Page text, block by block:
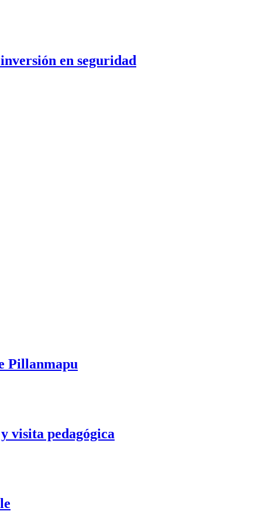
en seguridad
Pillanmapu
visita pedagógica